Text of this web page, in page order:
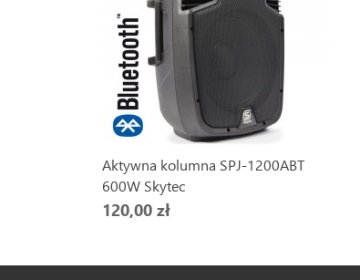
Aktywna kolumna SPJ-1200ABT
600W Skytec
120,00 zł